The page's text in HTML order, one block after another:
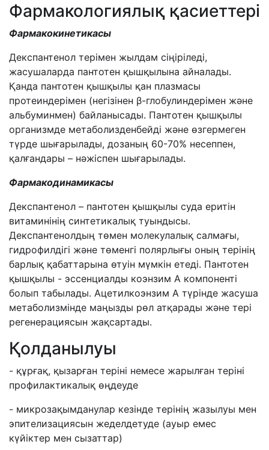
Фармакологиялық қасиеттері
Фармакокинетикасы
Декспантенол терімен жылдам сіңіріледі,
жасушаларда пантотен қышқылына айналады.
Қанда пантотен қышқылы қан плазмасы
протеиндерімен (негізінен β-глобулиндерімен және
альбуминмен) байланысады. Пантотен қышқылы
организмде метаболизденбейді және өзгермеген
түрде шығарылады, дозаның 60-70% несеппен,
қалғандары – нәжіспен шығарылады.
Фармакодинамикасы
Декспантенол – пантотен қышқылы суда еритін
витаминінің синтетикалық туындысы.
Декспантенолдың төмен молекулалық салмағы,
гидрофилдігі және төменгі полярлығы оның терінің
барлық қабаттарына өтуін мүмкін етеді. Пантотен
қышқылы - эссенциалды коэнзим А компоненті
болып табылады. Ацетилкоэнзим А түрінде жасуша
метаболизмінде маңызды рөл атқарады және тері
регенерациясын жақсартады.
Қолданылуы
- құрғақ, қызарған теріні немесе жарылған теріні
профилактикалық өңдеуде
- микрозақымданулар кезінде терінің жазылуы мен
эпителизациясын жеделдетуде (ауыр емес
күйіктер мен сызаттар)